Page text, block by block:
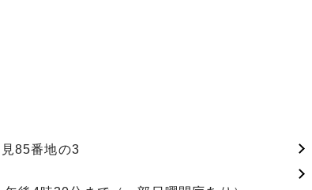
85番地の3